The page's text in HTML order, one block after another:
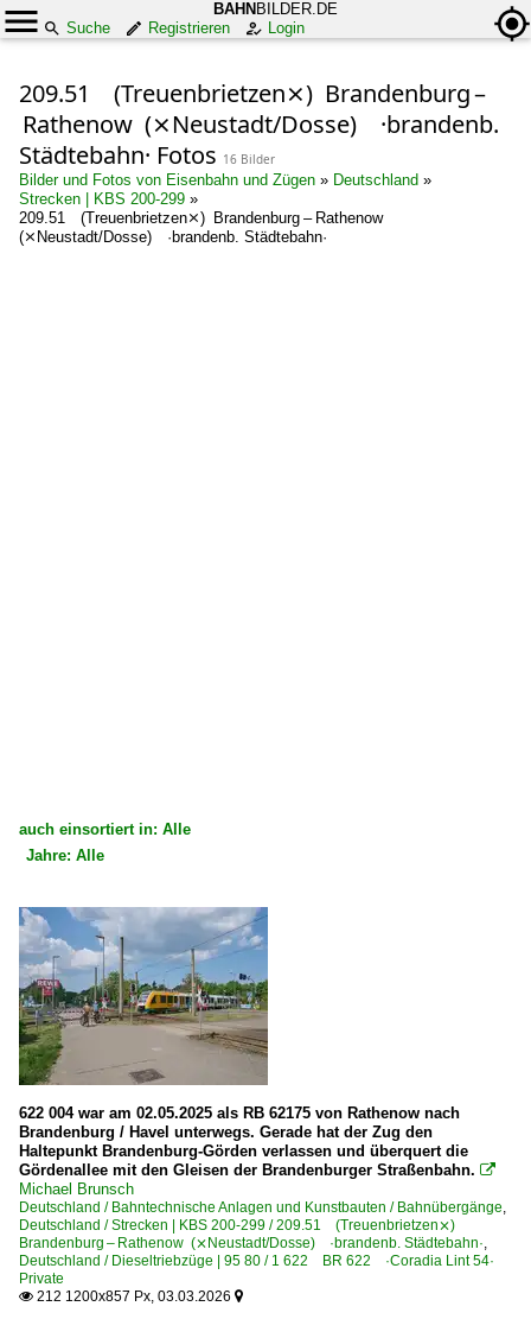
BAHN BILDER.DE
Suche
Registrieren Login
209.51 (Treuenbrietzen⨯) Brandenburg –
Rathenow (⨯Neustadt/Dosse) ·brandenb.
Städtebahn· Fotos 16 Bilder
Bilder und Fotos von Eisenbahn und Zügen » Deutschland »
Strecken | KBS 200-299 »
209.51 (Treuenbrietzen⨯) Brandenburg – Rathenow
(⨯Neustadt/Dosse) ·brandenb. Städtebahn·
auch einsortiert in: Alle
Deutschland
Bahnhöfe (L - Q)
Pritzerbe
Bahntechnische Anlagen und Kunstbauten
Bahnübergänge
Prellböcke
Detailfotos
~ Sonstiges
Dieselloks | 92 80
Jahre: Alle
Alle Jahre
2010
2016
2020
2022
2023
2024
2025
622 004 war am 02.05.2025 als RB 62175 von Rathenow nach
Brandenburg / Havel unterwegs. Gerade hat der Zug den
Haltepunkt Brandenburg-Görden verlassen und überquert die
Gördenallee mit den Gleisen der Brandenburger Straßenbahn. 
Michael Brunsch
Deutschland / Bahntechnische Anlagen und Kunstbauten / Bahnübergänge,
Deutschland / Strecken | KBS 200-299 / 209.51 (Treuenbrietzen⨯)
Brandenburg – Rathenow (⨯Neustadt/Dosse) ·brandenb. Städtebahn·,
Deutschland / Dieseltriebzüge | 95 80 / 1 622 BR 622 ·Coradia Lint 54·
Private
 212 1200x857 Px, 03.03.2026 